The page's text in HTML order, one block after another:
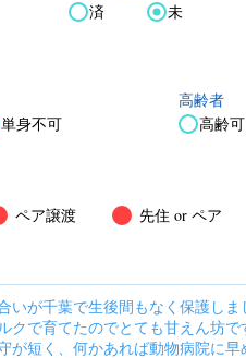
済 未
単身不可
高齢者
高齢可
ペア譲渡 先住 or ペア